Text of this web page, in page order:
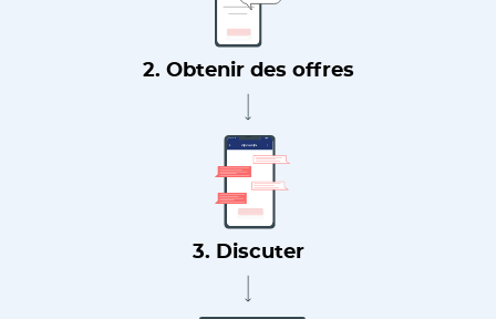
2. Obtenir des offres
3. Discuter